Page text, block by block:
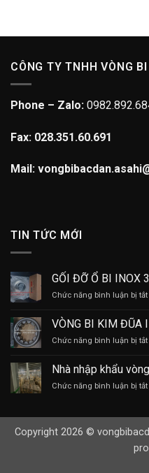
CÔNG TY TNHH VÒNG
Phone – Zalo:
Fax: 028.351.60.691
Mail:
TIN TỨC MỚI
GỐI ĐỠ Ổ BI INOX
Chức năng bình luận bị tắtở
BI
VÒNG BI KIM ĐŨA
Chức năng bình luận bị tắtở
Nhà nhập khẩu
Chức năng bình luận bị tắtở
Copyright 2026 ©